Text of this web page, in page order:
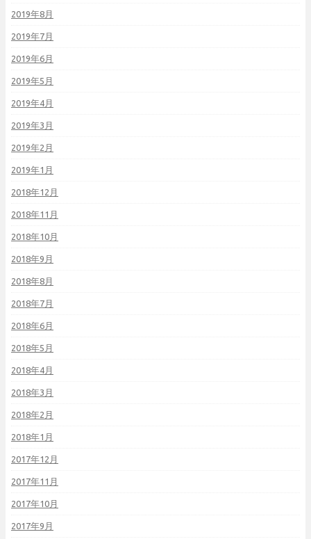
2019年8月
2019年7月
2019年6月
2019年5月
2019年4月
2019年3月
2019年2月
2019年1月
2018年12月
2018年11月
2018年10月
2018年9月
2018年8月
2018年7月
2018年6月
2018年5月
2018年4月
2018年3月
2018年2月
2018年1月
2017年12月
2017年11月
2017年10月
2017年9月